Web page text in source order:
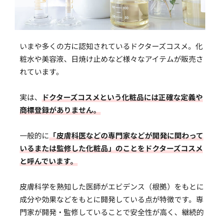
いまや多くの方に認知されているドクターズコスメ。化
粧水や美容液、日焼け止めなど様々なアイテムが販売さ
れています。
実は、 ドクターズコスメという化粧品には正確な定義や
商標登録がありません。
一般的に「皮膚科医などの専門家などが開発に関わって
いるまたは監修した化粧品」のことをドクターズコスメ
と呼んでいます。
皮膚科学を熟知した医師がエビデンス（根拠）をもとに
成分や効果などをもとに開発している点が特徴です。専
門家が開発・監修していることで安全性が高く、継続的